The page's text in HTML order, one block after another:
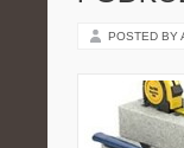
POSTED BY